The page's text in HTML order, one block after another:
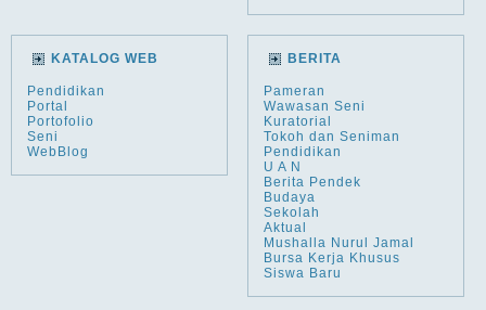
KATALOG WEB
Pendidikan
Portal
Portofolio
Seni
WebBlog
BERITA
Pameran
Wawasan Seni
Kuratorial
Tokoh dan Seniman
Pendidikan
U A N
Berita Pendek
Budaya
Sekolah
Aktual
Mushalla Nurul Jamal
Bursa Kerja Khusus
Siswa Baru